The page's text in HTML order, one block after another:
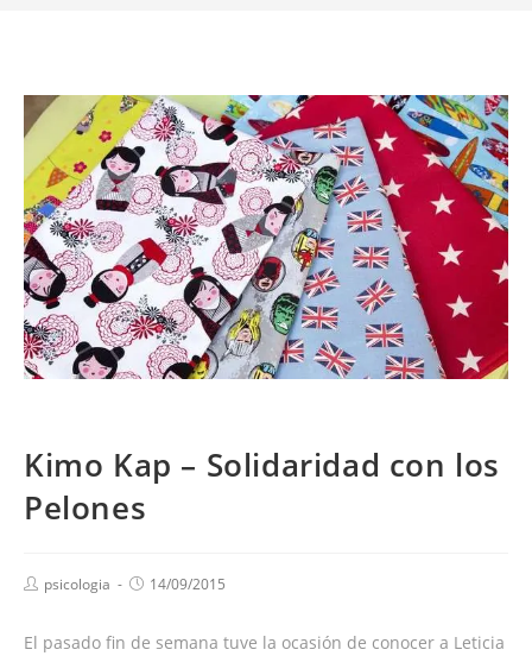
Kimo Kap – Solidaridad con los
Pelones
psicologia 14/09/2015
El pasado fin de semana tuve la ocasión de conocer a Leticia